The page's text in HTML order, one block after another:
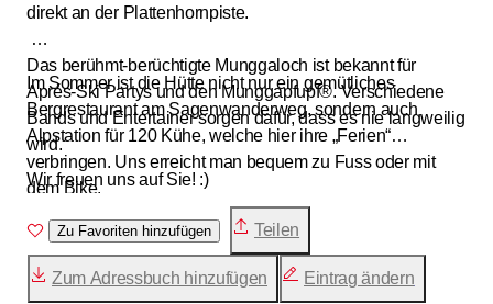
direkt an der Plattenhornpiste.
Das berühmt-berüchtigte Munggaloch ist bekannt für
Aprés-Ski Partys und den Munggapfupf®. Verschiedene
Bands und Entertainer sorgen dafür, dass es nie langweilig
wird.
Im Sommer ist die Hütte nicht nur ein gemütliches
Bergrestaurant am Sagenwanderweg, sondern auch
Alpstation für 120 Kühe, welche hier ihre „Ferien“
verbringen. Uns erreicht man bequem zu Fuss oder mit
dem Bike.
Wir freuen uns auf Sie! :)
Zu Favoriten hinzufügen Teilen
Zum Adressbuch hinzufügen Eintrag ändern